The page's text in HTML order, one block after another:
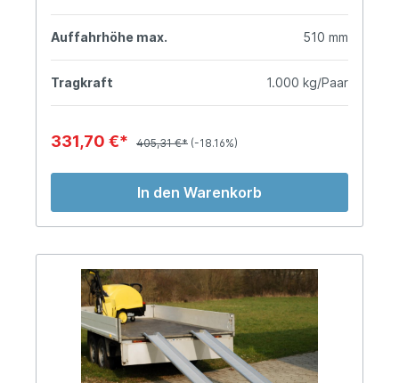
Auffahrhöhe max. 510 mm
Tragkraft 1.000 kg/Paar
331,70 €* 405,31 €* (-18.16%)
In den Warenkorb